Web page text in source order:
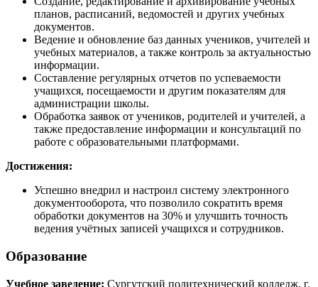
планов, расписаний, ведомостей и других учебных
документов.
Ведение и обновление баз данных учеников, учителей и
учебных материалов, а также контроль за актуальностью
информации.
Составление регулярных отчетов по успеваемости
учащихся, посещаемости и другим показателям для
администрации школы.
Обработка заявок от учеников, родителей и учителей, а
также предоставление информации и консультаций по
работе с образовательными платформами.
Достижения:
Успешно внедрил и настроил систему электронного
документооборота, что позволило сократить время
обработки документов на 30% и улучшить точность
ведения учётных записей учащихся и сотрудников.
Образование
Учебное заведение: Сургутский политехнический колледж, г.